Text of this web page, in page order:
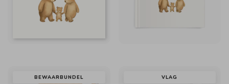
BEWAARBUNDEL VLAG